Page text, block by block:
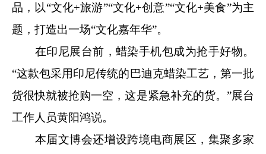
品，以“文化+旅游”“文化+创意”“文化+美食”为主
题，打造出一场“文化嘉年华”。
在印尼展台前，蜡染手机包成为抢手好物。
“这款包采用印尼传统的巴迪克蜡染工艺，第一批
货很快就被抢购一空，这是紧急补充的货。”展台
工作人员黄阳鸿说。
本届文博会还增设跨境电商展区，集聚多家